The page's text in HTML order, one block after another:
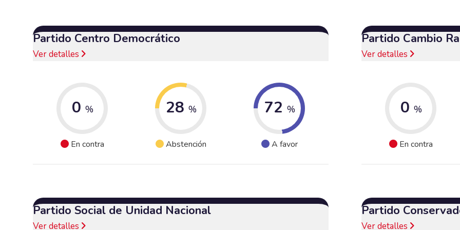
Partido Centro Democrático
Ver detalles
0 %
En contra
28 %
Abstención
72 %
A favor
Partido Cambio
Ver detalles
0 %
En contra
Partido Social de Unidad Nacional
Ver detalles
Partido
Ver detalles